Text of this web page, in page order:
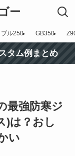
ー
ブル250 GB350
タム例まとめ
最強防寒ジ
)は？おし
い